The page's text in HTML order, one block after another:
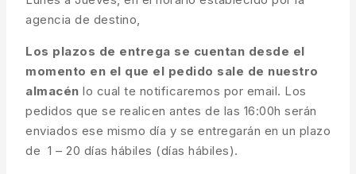
agencia de destino,
Los plazos de entrega se cuentan desde el
momento en el que el pedido sale de nuestro
almacén lo cual te notificaremos por email. Los
pedidos que se realicen antes de las 16:00h serán
enviados ese mismo día y se entregarán en un plazo
de 1 – 20 días hábiles (días hábiles).